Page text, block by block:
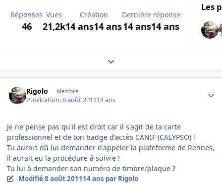
Réponses
46
Vues
21,2k
Création
14 ans14 ans
Dernière réponse
14 ans14 ans
Les
Expand topic overview
Rigolo Membre
Publication:8 août 201114 ans
Je ne pense pas qu'il est droit car il s'agit de ta carte
professionnel et de ton badge d'accès CANIF (CALYPSO) !
Tu aurais dû lui demander d'appeler la plateforme de Rennes,
il aurait eu la procédure à suivre !
Tu lui à demander son numéro de timbre/plaque ?
Modifié8 août 201114 ans par Rigolo